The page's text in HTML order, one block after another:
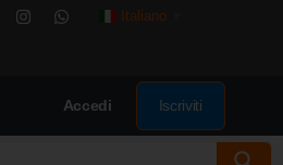
Italiano
Accedi Iscriviti